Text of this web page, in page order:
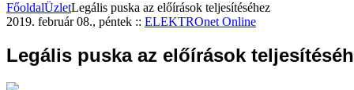
FőoldalÜzletLegális puska az előírások teljesítéséhez
2019. február 08., péntek :: ELEKTROnet Online
Legális puska az előírások